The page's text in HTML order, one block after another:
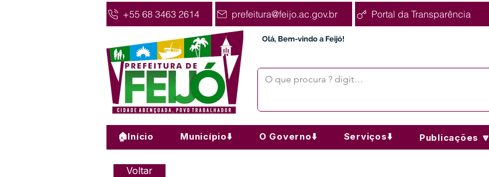
+55 68 3463 2614 prefeitura@feijo.ac.gov.br Portal da Transparência
Olá, Bem-vindo a Feijó!
🏠Início Município⬇️ O Governo⬇️ Serviços⬇️ Publicações 🔽
Voltar